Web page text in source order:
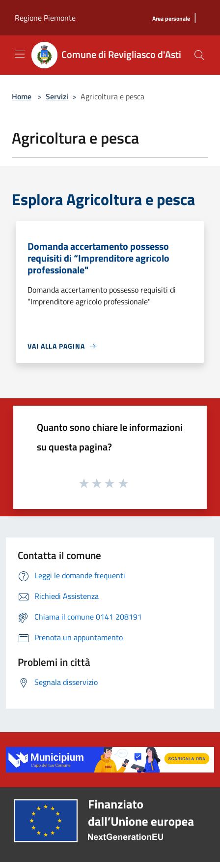
Regione Piemonte
Area personale |
Comune di Revigliasco d'Asti
Home > Servizi > Agricoltura e pesca
Agricoltura e pesca
Esplora Agricoltura e pesca
Domanda accertamento possesso
requisiti di “Imprenditore agricolo
professionale"
Domanda accertamento possesso requisiti di
“Imprenditore agricolo professionale"
VAI ALLA PAGINA
Quanto sono chiare le informazioni
su questa pagina?
Contatta il comune
Leggi le domande frequenti
Richiedi Assistenza
Chiama il comune 0141 208191
Prenota un appuntamento
Problemi in città
Segnala disservizio